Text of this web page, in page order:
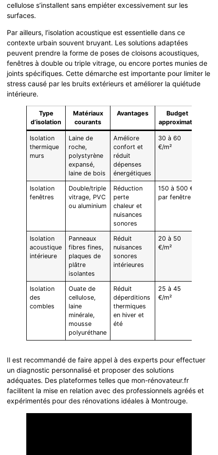
cellulose s’installent sans empiéter excessivement sur les
surfaces.
Par ailleurs, l’isolation acoustique est essentielle dans ce
contexte urbain souvent bruyant. Les solutions adaptées
peuvent prendre la forme de poses de cloisons acoustiques,
fenêtres à double ou triple vitrage, ou encore portes munies de
joints spécifiques. Cette démarche est importante pour limiter le
stress causé par les bruits extérieurs et améliorer la quiétude
intérieure.
Type
d’isolation
Matériaux
courants
Avantages
Budget
approximatif
Isolation
thermique
murs
Laine de
roche,
polystyrène
expansé,
laine de bois
Améliore
confort et
réduit
dépenses
énergétiques
30 à 60
€/m²
Isolation
fenêtres
Double/triple
vitrage, PVC
ou aluminium
Réduction
perte
chaleur et
nuisances
sonores
150 à 500 €
par fenêtre
Isolation
acoustique
intérieure
Panneaux
fibres fines,
plaques de
plâtre
isolantes
Réduit
nuisances
sonores
intérieures
20 à 50
€/m²
Isolation
des
combles
Ouate de
cellulose,
laine
minérale,
mousse
polyuréthane
Réduit
déperditions
thermiques
en hiver et
été
25 à 45
€/m²
Il est recommandé de faire appel à des experts pour effectuer
un diagnostic personnalisé et proposer des solutions
adéquates. Des plateformes telles que mon-rénovateur.fr
facilitent la mise en relation avec des professionnels agréés et
expérimentés pour des rénovations idéales à Montrouge.